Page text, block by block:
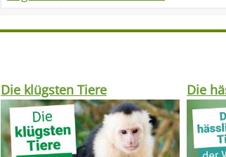
Die klügsten Tiere Die